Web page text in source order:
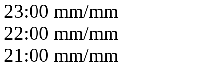
23:00 mm/mm
22:00 mm/mm
21:00 mm/mm